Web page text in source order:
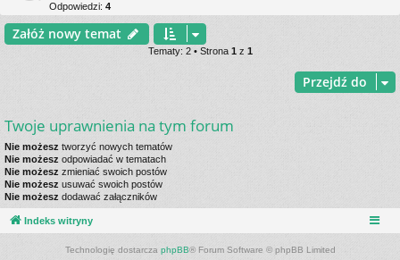
Odpowiedzi: 4
Załóż nowy temat
Tematy: 2 • Strona 1z 1
Przejdź do
Twoje uprawnienia na tym forum
Nie możesz tworzyć nowych tematów
Nie możesz odpowiadać w tematach
Nie możesz zmieniać swoich postów
Nie możesz usuwać swoich postów
Nie możesz dodawać załączników
Indeks witryny
Technologię dostarcza phpBB® Forum Software © phpBB Limited